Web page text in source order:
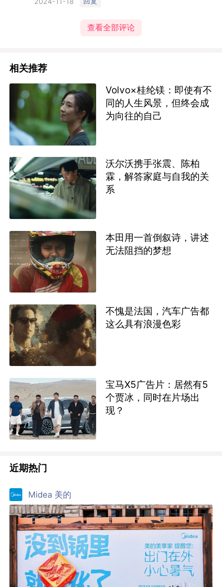
查看全部评论
相关推荐
Volvo×桂纶镁：即使有不
同的人生风景，但终会成
为向往的自己
沃尔沃携手张震、陈柏
霖，解答家庭与自我的关
系
本田用一首倒叙诗，讲述
无法阻挡的梦想
不愧是法国，汽车广告都
这么具有浪漫色彩
宝马X5广告片：居然有5
个贾冰，同时在片场出
现？
近期热门
Midea 美的